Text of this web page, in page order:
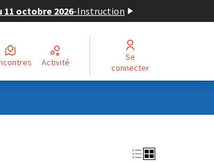
octobre 2026-Instruction
Activité
Se
connecter